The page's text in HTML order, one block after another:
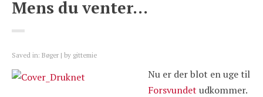
Mens du venter…
Saved in: Bøger by gittemie
Nu er der blot en uge til
Forsvundetudkommer.